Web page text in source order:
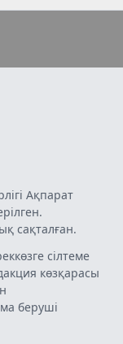
Ақпарат
сақталған.
сілтеме
көзқарасы
беруші